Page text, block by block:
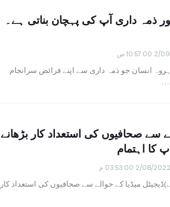
ذمہ داری آپ کی پہچان بناتی ہے۔
ص
انسان جو ذمہ داری سے اپنے فرائض سرانجام
سے صحافیوں کی استعداد کار بڑھانے
کا اہتمام
2/08/2022 03:53:00 م
میڈیا کے حوالے سے صحافیوں کی استعداد کار